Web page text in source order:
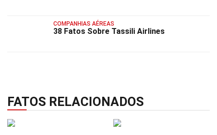
COMPANHIAS AÉREAS
38 Fatos Sobre Tassili Airlines
FATOS RELACIONADOS